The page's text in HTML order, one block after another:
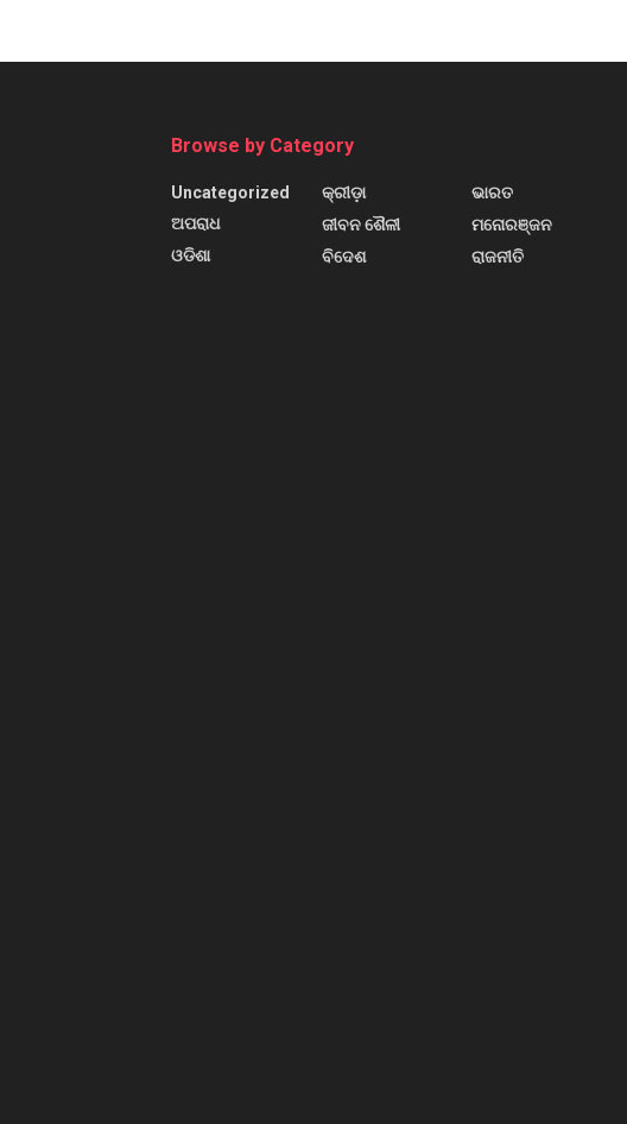
Browse by Category
Uncategorized
ଅପରାଧ
ଓଡିଶା
କ୍ରୀଡ଼ା
ଜୀବନ ଶୈଳୀ
ବିଦେଶ
ଭାରତ
ମନୋରଞ୍ଜନ
ରାଜନୀତି